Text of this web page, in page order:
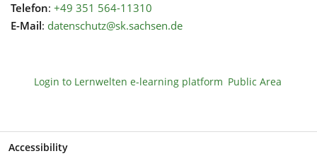
Telefon: +49 351 564-11310
E-Mail: datenschutz@sk.sachsen.de
Login to Lernwelten e-learning platform Public Area
Accessibility